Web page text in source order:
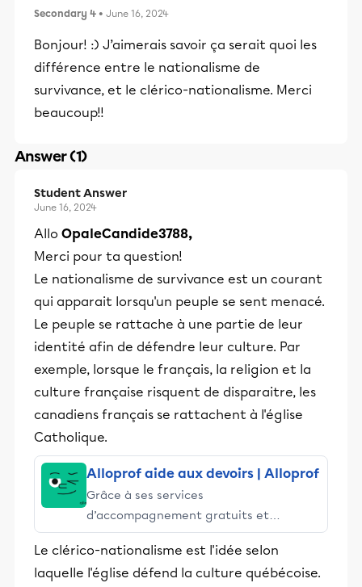
Secondary 4 • June 16, 2024
Bonjour! :) J’aimerais savoir ça serait quoi les
différence entre le nationalisme de
survivance, et le clérico-nationalisme. Merci
beaucoup!!
Answer (1)
Student Answer
June 16, 2024
Allo OpaleCandide3788,
Merci pour ta question!
Le nationalisme de survivance est un courant
qui apparait lorsqu'un peuple se sent menacé.
Le peuple se rattache à une partie de leur
identité afin de défendre leur culture. Par
exemple, lorsque le français, la religion et la
culture française risquent de disparaitre, les
canadiens français se rattachent à l'église
Catholique.
Alloprof aide aux devoirs | Alloprof
Grâce à ses services
d’accompagnement gratuits et
stimulants, Alloprof engage les élèves
et leurs parents dans la réussite
éducative.
Le clérico-nationalisme est l'idée selon
laquelle l'église défend la culture québécoise.